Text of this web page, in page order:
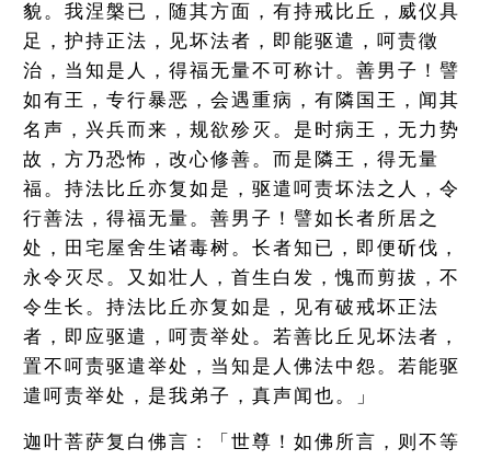
貌。我涅槃已，随其方面，有持戒比丘，威仪具
足，护持正法，见坏法者，即能驱遣，呵责徵
治，当知是人，得福无量不可称计。善男子！譬
如有王，专行暴恶，会遇重病，有隣国王，闻其
名声，兴兵而来，规欲殄灭。是时病王，无力势
故，方乃恐怖，改心修善。而是隣王，得无量
福。持法比丘亦复如是，驱遣呵责坏法之人，令
行善法，得福无量。善男子！譬如长者所居之
处，田宅屋舍生诸毒树。长者知已，即便斫伐，
永令灭尽。又如壮人，首生白发，愧而剪拔，不
令生长。持法比丘亦复如是，见有破戒坏正法
者，即应驱遣，呵责举处。若善比丘见坏法者，
置不呵责驱遣举处，当知是人佛法中怨。若能驱
遣呵责举处，是我弟子，真声闻也。」
迦叶菩萨复白佛言：「世尊！如佛所言，则不等